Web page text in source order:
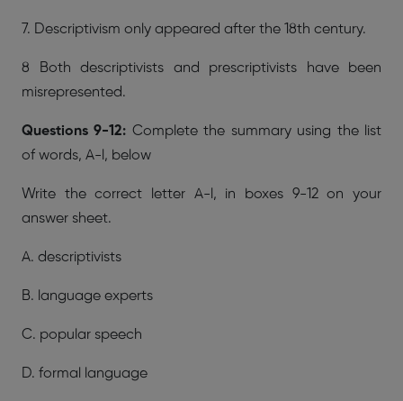
7. Descriptivism only appeared after the 18th century.
8 Both descriptivists and prescriptivists have been
misrepresented.
Questions 9-12: Complete the summary using the list
of words, A-l, below
Write the correct letter A-l, in boxes 9-12 on your
answer sheet.
A. descriptivists
B. language experts
C. popular speech
D. formal language